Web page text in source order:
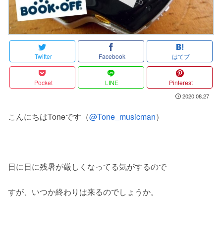
Twitter Facebook はてブ
Pocket LINE Pinterest
2020.08.27
こんにちはToneです（@Tone_musicman）
日に日に残暑が厳しくなってる気がするので
すが、いつか終わりは来るのでしょうか。